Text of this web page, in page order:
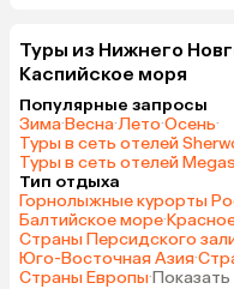
Туры из Нижнего
Каспийское моря
Популярные запросы
Зима·Весна·Лето·Осень·
Туры в сеть отелей
Туры в сеть отелей
Тип отдыха
Горнолыжные курорты
Балтийское море·
Страны Персидского
Юго-Восточная Азия·
Страны Европы·Показать